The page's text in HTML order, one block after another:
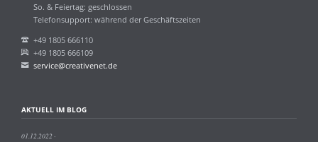
So. & Feiertag: geschlossen
Telefonsupport: während der Geschäftszeiten
+49 1805 666110
+49 1805 666109
service@creativenet.de
AKTUELL IM BLOG
01.12.2022